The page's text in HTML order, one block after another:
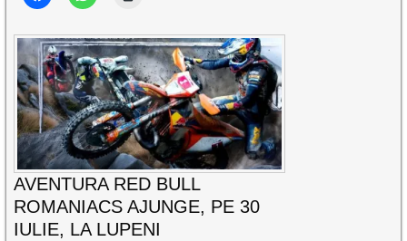
AVENTURA RED BULL
ROMANIACS AJUNGE, PE 30
IULIE, LA LUPENI